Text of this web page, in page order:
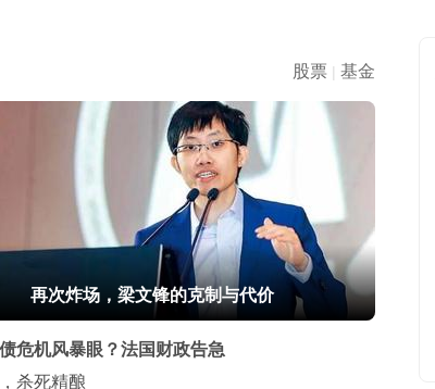
股票 | 基金
再次炸场，梁文锋的克制与代价
危机风暴眼？法国财政告急
杀死精酿